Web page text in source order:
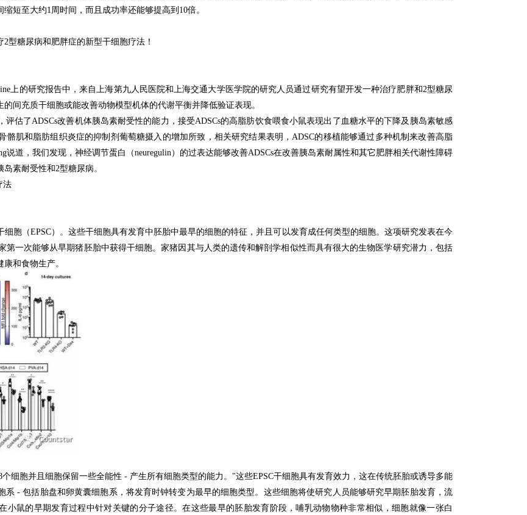
短至大约1周时间，而且成功率还能够提高到10倍。
2型糖尿病和肥胖症的新型干细胞疗法！
上的研究报告中，来自上海第九人民医院和上海交通大学医学院的研究人员通过研究有望开发一种治疗肥胖和2型糖尿
间充质干细胞或能改善动物模型机体的代谢平衡并降低验证表现。
估了ADSCs改善机体胰岛素耐受性的能力，接受ADSCs的高脂肪饮食喂食小鼠表现出了血糖水平的下降及胰岛素敏感
骼肌和脂肪组织炎症的抑制剂葡萄糖摄入的增加所致，相关研究结果表明，ADSC的移植能够通过多种机制来改善高脂
说道，我们发现，神经调节蛋白（neuregulin）的过表达能够改善ADSCs在改善胰岛素耐属性和其它肥胖相关代谢性障碍
素耐受性和2型糖尿病。
法
胞（EPSC）。 这些干细胞具有发育中胚胎中最早的细胞的特征，并且可以发育成任何类型的细胞。 这项研究发表在今
第一次能够从早期猪胚胎中获得干细胞。家猪因其与人类的遗传和解剖学相似性而具有很大的生物医学研究潜力，包括
和食物生产。
细胞并且细胞保留一些全能性 - 产生所有细胞类型的能力。 "这些EPSC干细胞具有发育效力，这在传统胚胎或诱导多能
- 包括胎盘和卵黄囊细胞系，将发育时钟转变为最早的细胞类型。 这些细胞将使研究人员能够研究早期胚胎发育，流
小鼠的早期发育过程中针对关键的分子途径。在这些最早的胚胎发育阶段，哺乳动物物种非常相似，细胞就像一张白